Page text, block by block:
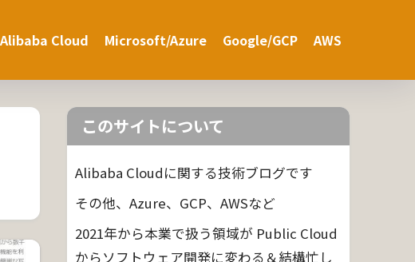
Alibaba Cloud Microsoft/Azure Google/GCP AWS
このサイトについて
Alibaba Cloudに関する技術ブログです
その他、Azure、GCP、AWSなど
2021年から本業で扱う領域が Public Cloud
からソフトウェア開発に変わる＆結構忙し